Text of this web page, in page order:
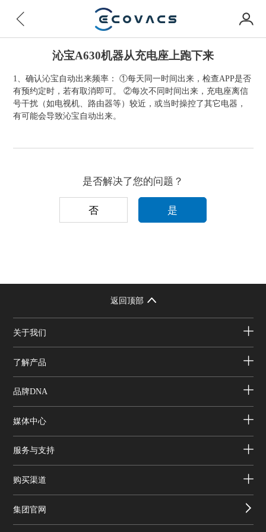
沁宝A630机器从充电座上跑下来
1、确认沁宝自动出来频率： ①每天同一时间出来，检查APP是否
有预约定时，若有取消即可。 ②每次不同时间出来，充电座离信
号干扰（如电视机、路由器等）较近，或当时操控了其它电器，
有可能会导致沁宝自动出来。
是否解决了您的问题？
否 是
返回顶部
关于我们
了解产品
品牌DNA
媒体中心
服务与支持
购买渠道
集团官网